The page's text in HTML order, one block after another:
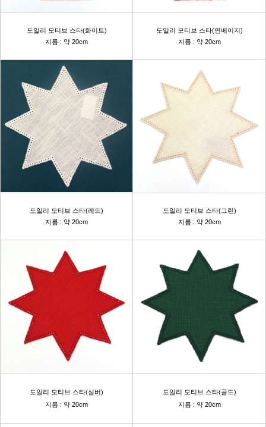
도일리 모티브 스타(화이트)
지름 : 약 20cm
도일리 모티브 스타(연베이지)
지름 : 약 20cm
도일리 모티브 스타(레드)
지름 : 약 20cm
도일리 모티브 스타(그린)
지름 : 약 20cm
도일리 모티브 스타(실버)
지름 : 약 20cm
도일리 모티브 스타(골드)
지름 : 약 20cm